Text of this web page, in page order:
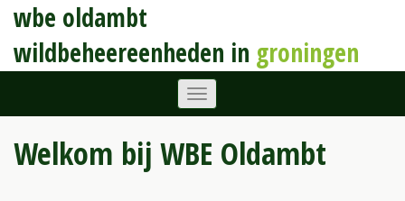
wbe oldambt
wildbeheereenheden in groningen
Welkom bij WBE Oldambt